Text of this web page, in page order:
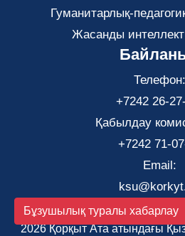
Гуманитарлық-
Жасанды
Телефон:
+7242 26-
Қабылдау
+7242 71-
Email:
Қызылорда қаласы,
2026 Қорқыт Ата атындағы
Бұзушылық туралы хабарлау